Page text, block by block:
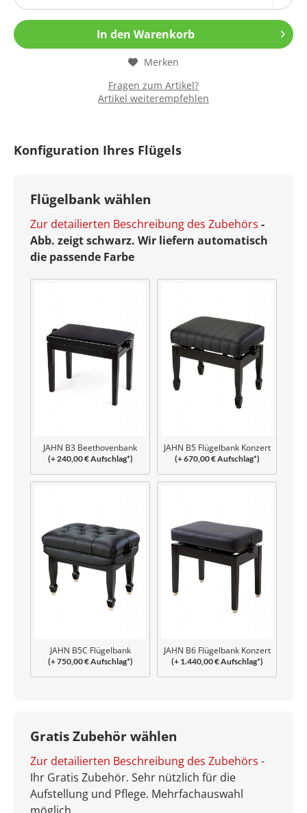
In den Warenkorb
Merken
Fragen zum Artikel?
Artikel weiterempfehlen
Konfiguration Ihres Flügels
Flügelbank wählen
Zur detailierten Beschreibung des Zubehörs -
Abb. zeigt schwarz. Wir liefern automatisch
die passende Farbe
JAHN B3 Beethovenbank
(+ 240,00 € Aufschlag*)
JAHN B5 Flügelbank Konzert
(+ 670,00 € Aufschlag*)
JAHN B5C Flügelbank
Capitonné
(+ 750,00 € Aufschlag*)
JAHN B6 Flügelbank Konzert
(+ 1.440,00 € Aufschlag*)
Gratis Zubehör wählen
Zur detailierten Beschreibung des Zubehörs -
Ihr Gratis Zubehör. Sehr nützlich für die
Aufstellung und Pflege. Mehrfachauswahl